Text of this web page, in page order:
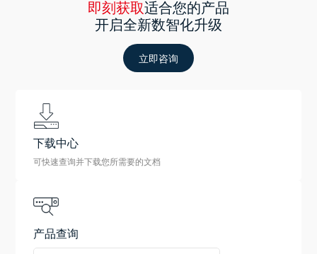
即刻获取适合您的产品
开启全新数智化升级
立即咨询
下载中心
可快速查询并下载您所需要的文档
产品查询